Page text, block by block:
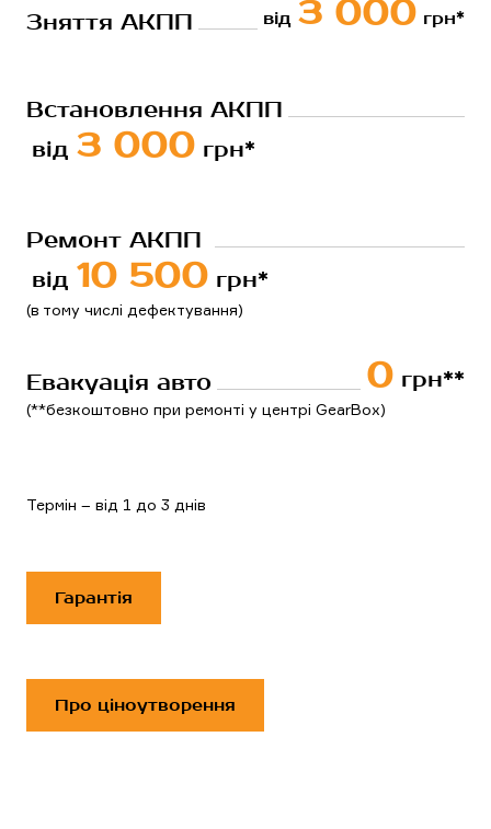
Зняття АКПП від 3 000 грн*
Встановлення АКПП
від 3 000 грн*
Ремонт АКПП
від 10 500 грн*
(в тому числі дефектування)
Евакуація авто 0 грн**
(**безкоштовно при ремонті у центрі GearBox)
Термін – від 1 до 3 днів
Гарантія
Про ціноутворення